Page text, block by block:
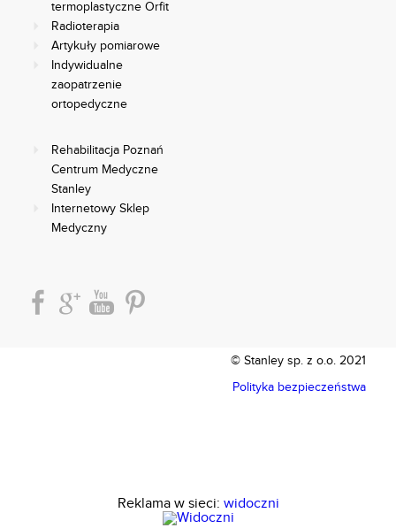
termoplastyczne Orfit
Radioterapia
Artykuły pomiarowe
Indywidualne
zaopatrzenie
ortopedyczne
Rehabilitacja Poznań
Centrum Medyczne
Stanley
Internetowy Sklep
Medyczny
© Stanley sp. z o.o. 2021
Polityka bezpieczeństwa
Reklama w sieci: widoczni